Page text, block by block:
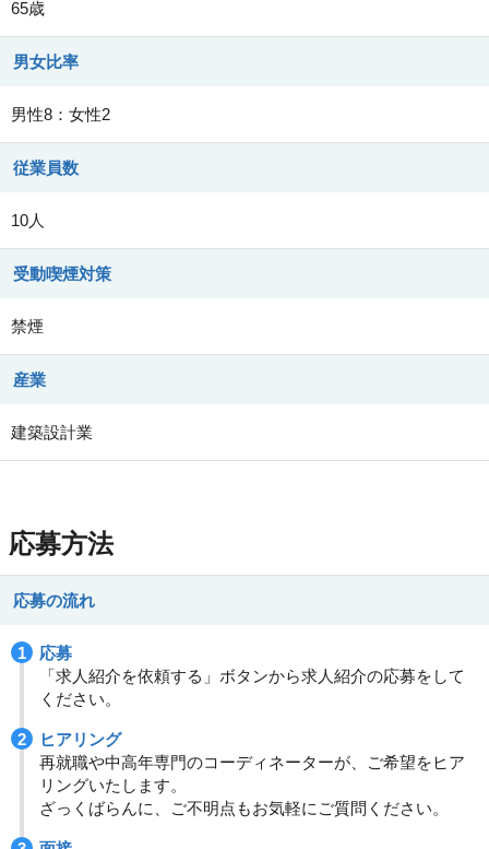
65歳
男女比率
男性8：女性2
従業員数
10人
受動喫煙対策
禁煙
産業
建築設計業
応募方法
応募の流れ
応募
「求人紹介を依頼する」ボタンから求人紹介の応募をして
ください。
ヒアリング
再就職や中高年専門のコーディネーターが、ご希望をヒア
リングいたします。
ざっくばらんに、ご不明点もお気軽にご質問ください。